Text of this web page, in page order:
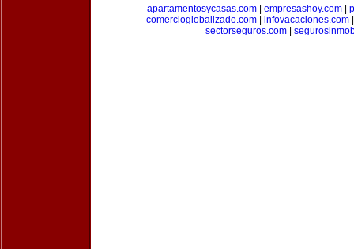
apartamentosycasas.com| empresashoy.com|
comercioglobalizado.com
infovacaciones.com
sectorseguros.com